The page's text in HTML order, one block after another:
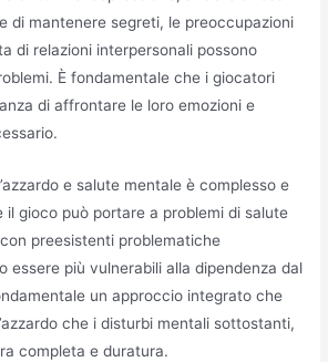
di mantenere segreti, le preoccupazioni
di relazioni interpersonali possono
È fondamentale che i giocatori
di affrontare le loro emozioni e
e salute mentale è complesso e
il gioco può portare a problemi di salute
preesistenti problematiche
essere più vulnerabili alla dipendenza dal
un approccio integrato che
che i disturbi mentali sottostanti,
completa e duratura.